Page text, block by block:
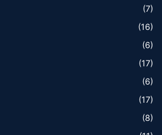
(7)
(16)
(6)
(17)
(6)
(17)
(8)